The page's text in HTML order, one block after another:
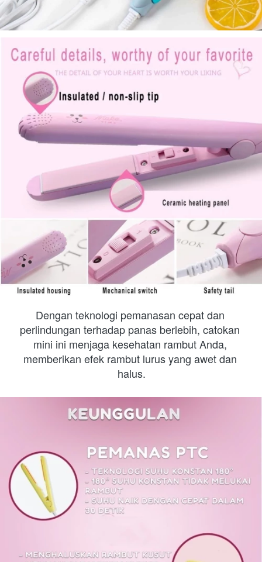
Dengan teknologi pemanasan cepat dan
perlindungan terhadap panas berlebih, catokan
mini ini menjaga kesehatan rambut Anda,
memberikan efek rambut lurus yang awet dan
halus.